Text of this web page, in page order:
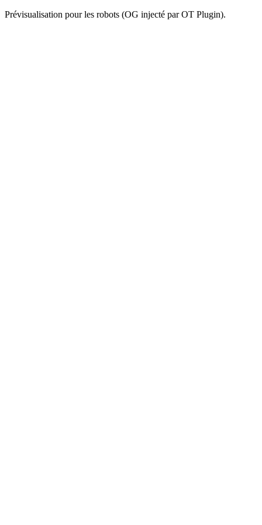
Prévisualisation pour les robots (OG injecté par OT Plugin).